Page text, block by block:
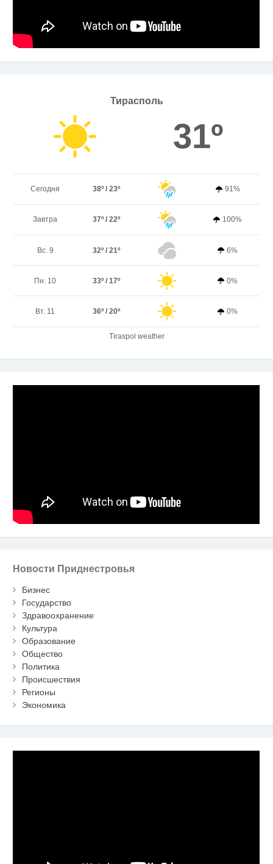
Тирасполь
31º
Сегодня 38º / 23º 91%
Завтра 37º / 22º 100%
Вс. 9 32º / 21º 6%
Пн. 10 33º / 17º 0%
Вт. 11 36º / 20º 0%
Tiraspol weather
Новости Приднестровья
Бизнес
Государство
Здравоохранение
Культура
Образование
Общество
Политика
Происшествия
Регионы
Экономика